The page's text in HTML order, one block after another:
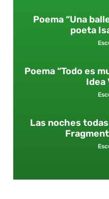
Poema “Una
poeta
Poema “Todo es
Idea
Las noches